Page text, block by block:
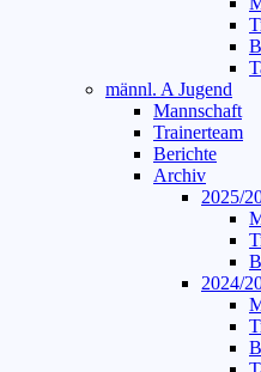
männl. A Jugend
Mannschaft
Trainerteam
Berichte
Archiv
2025/
2024/